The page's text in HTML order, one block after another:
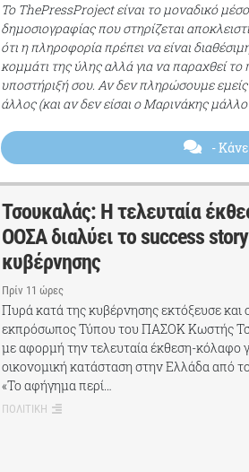
Το ThePressProject είναι το μοναδικό
δημοσιογραφίας που στηρίζεται
ότι η πληροφορία πρέπει να είναι
κομμάτι της ύλης αλλά για να παραχθεί
υποστήριξή σου. Αν δεν πληρώσουμε
άλλος (και αν δεν είσαι ο Μαρινάκης
-
Τσουκαλάς: Η τελευταία
ΟΟΣΑ διαλύει το success
κυβέρνησης
Πρίν 11 ώρες
Πυρά κατά της κυβέρνησης εκτόξευσε και
εκπρόσωπος Τύπου του ΠΑΣΟΚ Κωστής
με αφορμή την τελευταία έκθεση-κόλαφο
οικονομική κατάσταση στην Ελλάδα από
«Το αφήγημα περί…
ΠΟΛΙΤΙΚΗ